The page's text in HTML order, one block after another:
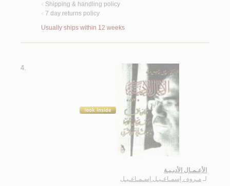
< Shipping & handling policy
< 7 day returns policy
Usually ships within 12 weeks
4.
الأعـمـال الأدبـيـة
لـ مـروة ، إسمـاعـيـل إسـمـاعـيـل